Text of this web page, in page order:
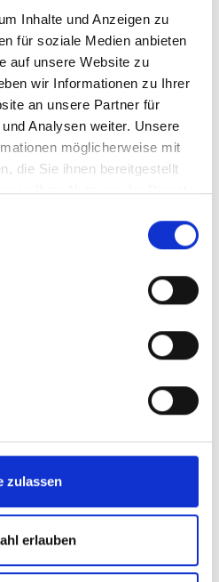
Inhalte und Anzeigen zu
für soziale Medien anbieten
auf unsere Website zu
wir Informationen zu Ihrer
an unsere Partner für
Analysen weiter. Unsere
möglicherweise mit
die Sie ihnen bereitgestellt
Ihrer Nutzung der Dienste
zulassen
erlauben
bgld.at
Lisa, MA